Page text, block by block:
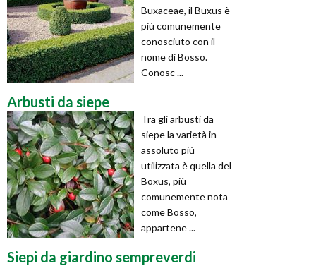
Buxaceae, il Buxus è
più comunemente
conosciuto con il
nome di Bosso.
Conosc ...
Arbusti da siepe
Tra gli arbusti da
siepe la varietà in
assoluto più
utilizzata è quella del
Boxus, più
comunemente nota
come Bosso,
appartene ...
Siepi da giardino sempreverdi